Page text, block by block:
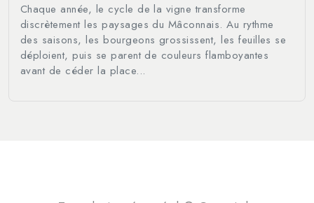
Chaque année, le cycle de la vigne transforme
discrètement les paysages du Mâconnais. Au rythme
des saisons, les bourgeons grossissent, les feuilles se
déploient, puis se parent de couleurs flamboyantes
avant de céder la place...